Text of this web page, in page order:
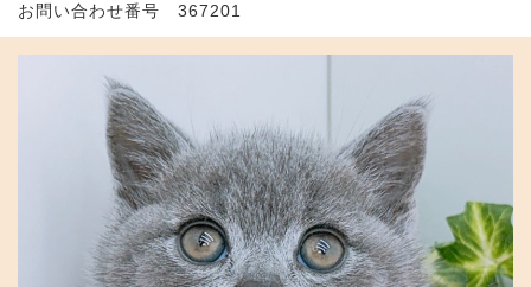
お問い合わせ番号 367201